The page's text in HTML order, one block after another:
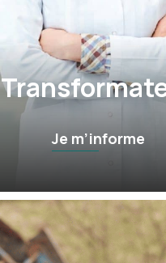
Je m’informe